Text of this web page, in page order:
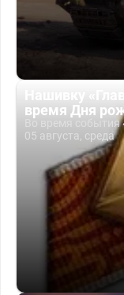
Нашивку
время Дня
Во время
05 августа, среда